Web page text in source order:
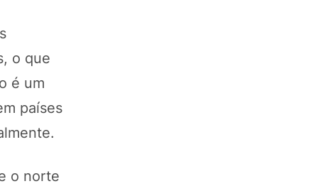
o que
é um
países
o norte